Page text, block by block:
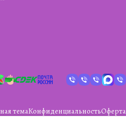
темаКонфиденциальностьОферта